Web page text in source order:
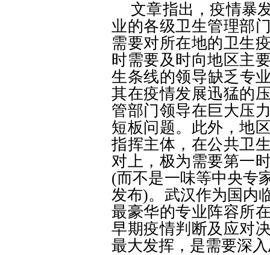
文章指出，疫情暴
业的各级卫生管理部
需要对所在地的卫生
时需要及时向地区主
生条线的领导缺乏专
其在疫情发展迅猛的
管部门领导在巨大压
短板问题。此外，地
指挥主体，在公共卫
对上，极为需要第一
(而不是一味等中央专
发布)。武汉作为国内
最豪华的专业阵容所
早期疫情判断及应对
最大发挥，是需要深